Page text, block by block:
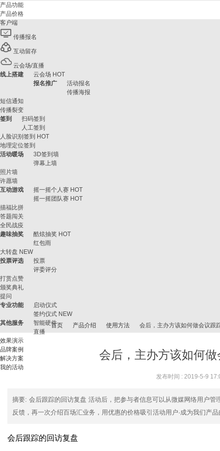
产品功能
产品价格
客户端
传播报名
互动留存
云会场/直播
线上搭建
云会场 HOT
报名推广
活动报名
传播海报
短信通知
传播裂变
签到
扫码签到
人工签到
人脸识别签到 HOT
地理定位签到
活动暖场
3D签到墙
弹幕上墙
照片墙
许愿墙
互动游戏
摇一摇个人赛 HOT
摇一摇团队赛 HOT
描福比拼
答题闯关
全民战疫
趣味抽奖
酷炫抽奖 HOT
红包雨
大转盘 NEW
投票评选
投票
评委评分
打赏点赞
颁奖典礼
提问
专业功能
启动仪式
签约仪式 NEW
其他服务
智能硬件
直播
效果演示
品牌案例
解决方案
我的活动
首页 产品介绍 使用方法 会后，主办方该如何做会议跟
会后，主办方该如何
发布时间 : 2019-5-9
摘要: 会后跟踪的回访复盘 活动后，把参与者信息可以从微媒网络用户
反馈，再一次介绍百场汇业务，用优惠的价格吸引活动用户·成为我们产
会后跟踪的回访复盘